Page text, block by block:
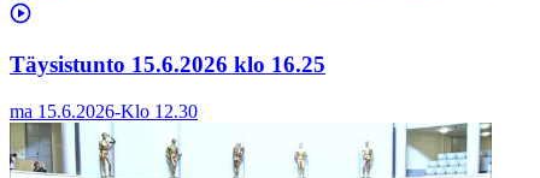
Täysistunto 15.6.2026 klo 16.25
ma 15.6.2026-Klo 12.30